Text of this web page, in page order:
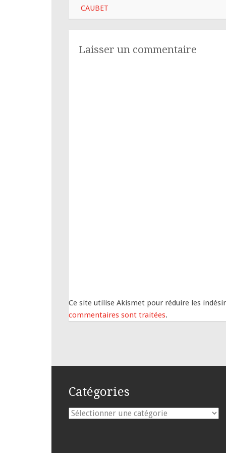
desCAUBET
Laisser un commentaire
Ce site utilise Akismet pour réduire les
commentaires sont traitées.
Catégories
Catégories